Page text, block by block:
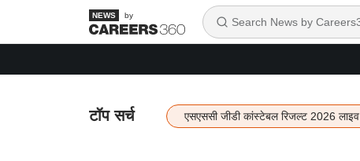
by
टॉप सर्च एसएससी जीडी कांस्टेबल रिजल्ट 2026 लाइव